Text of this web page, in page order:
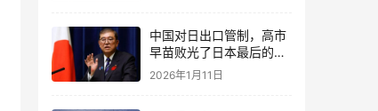
中国对日出口管制，高市
早苗败光了日本最后的国
运
2026年1月11日